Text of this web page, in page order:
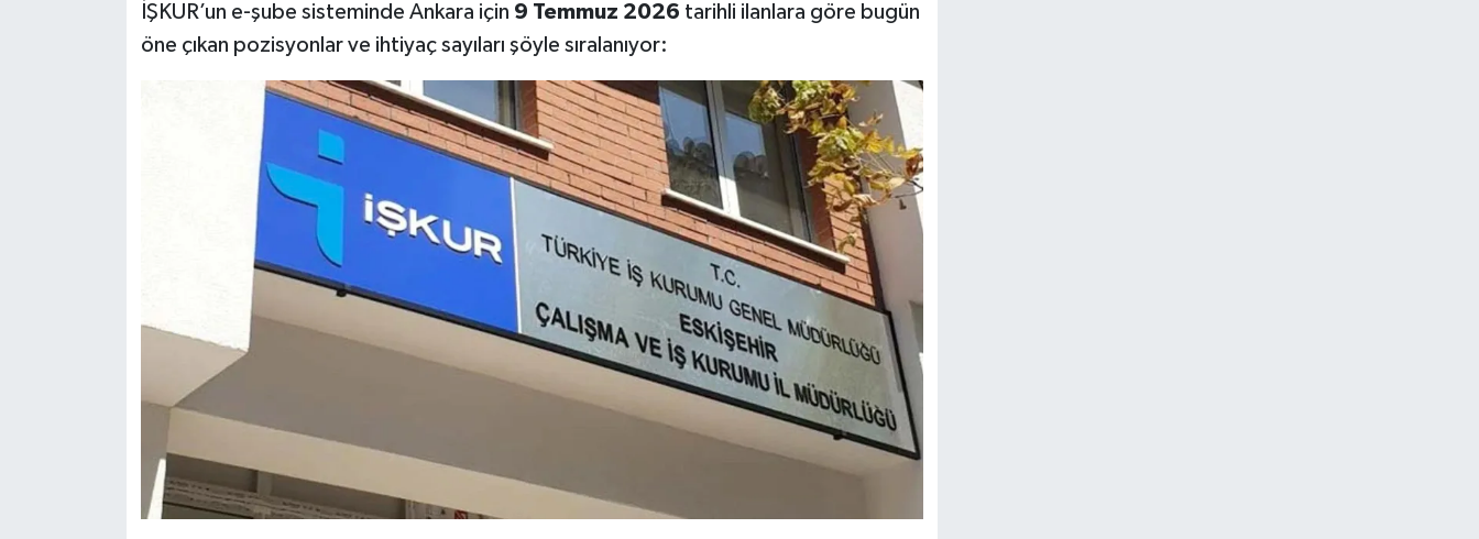
İŞKUR’un e-şube sisteminde Ankara için 9 Temmuz 2026 tarihli ilanlara göre bugün
öne çıkan pozisyonlar ve ihtiyaç sayıları şöyle sıralanıyor: